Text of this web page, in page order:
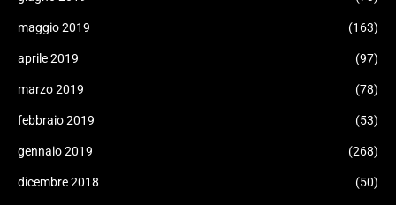
maggio 2019 (163)
aprile 2019 (97)
marzo 2019 (78)
febbraio 2019 (53)
gennaio 2019 (268)
dicembre 2018 (50)